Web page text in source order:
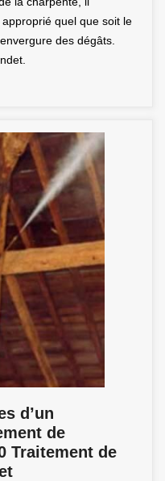
quel que soit le
des dégâts.
d’un
de
Traitement de